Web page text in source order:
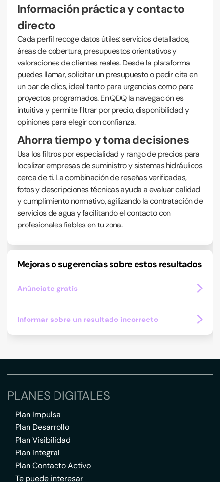
Información práctica y contacto
directo
Cada perfil recoge datos útiles: servicios detallados,
áreas de cobertura, presupuestos orientativos y
valoraciones de clientes reales. Desde la plataforma
puedes llamar, solicitar un presupuesto o pedir cita en
un par de clics, ideal tanto para urgencias como para
proyectos programados. En QDQ la navegación es
intuitiva y permite filtrar por precio, disponibilidad y
opiniones para elegir con confianza.
Ahorra tiempo y toma decisiones
Usa los filtros por especialidad y rango de precios para
localizar empresas de suministro y sistemas hidráulicos
cerca de ti. La combinación de reseñas verificadas,
fotos y descripciones técnicas ayuda a evaluar calidad
y cumplimiento normativo, agilizando la contratación de
servicios de agua y facilitando el contacto con
profesionales fiables en tu zona.
Mejoras o sugerencias sobre estos resultados
Anúnciate gratis
Informar sobre un resultado incorrecto
PLANES DIGITALES
Plan Impulsa
Plan Desarrollo
Plan Visibilidad
Plan Integral
Plan Contacto Activo
Te puede interesar